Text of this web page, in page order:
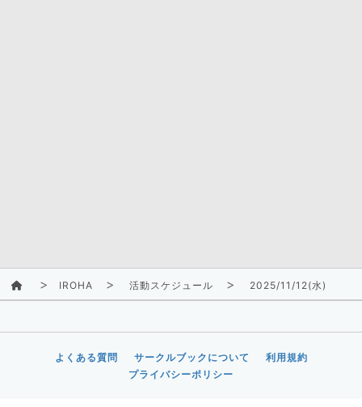
IROHA 活動スケジュール 2025/11/12(水)
よくある質問 サークルブックについて
利用規約
プライバシーポリシー